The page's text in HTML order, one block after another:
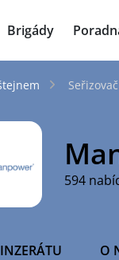
Brigády
594
O